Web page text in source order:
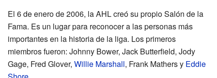
El 6 de enero de 2006, la AHL creó su propio Salón de la
Fama. Es un lugar para reconocer a las personas más
importantes en la historia de la liga. Los primeros
miembros fueron: Johnny Bower, Jack Butterfield, Jody
Gage, Fred Glover, Willie Marshall, Frank Mathers y Eddie